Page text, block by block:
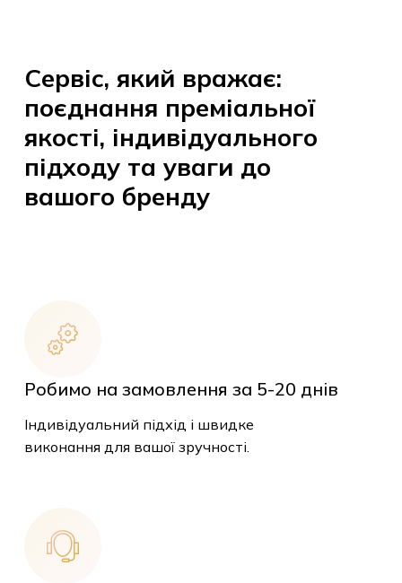
Сервіс, який вражає:
поєднання преміальної
якості, індивідуального
підходу та уваги до
вашого бренду
Робимо на замовлення за 5-20 днів
Індивідуальний підхід і швидке
виконання для вашої зручності.